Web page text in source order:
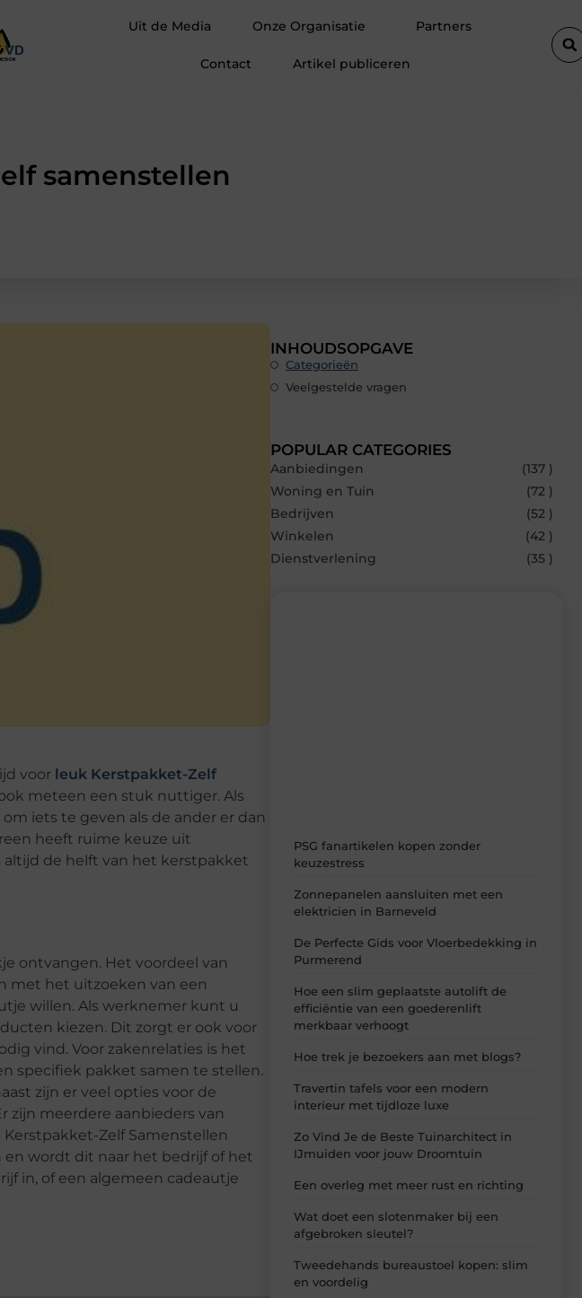
Uit de Media Onze Organisatie Partners
Contact Artikel publiceren
samenstellen
voor leuk Kerstpakket-Zelf
meteen een stuk nuttiger. Als
iets te geven als de ander er dan
heeft ruime keuze uit
altijd de helft van het kerstpakket
ontvangen. Het voordeel van
met het uitzoeken van een
willen. Als werknemer kunt u
kiezen. Dit zorgt er ook voor
vind. Voor zakenrelaties is het
specifiek pakket samen te stellen.
zijn er veel opties voor de
zijn meerdere aanbieders van
Zelf Samenstellen
wordt dit naar het bedrijf of het
in, of een algemeen cadeautje
INHOUDSOPGAVE
Categorieën
Veelgestelde vragen
POPULAR CATEGORIES
Aanbiedingen
(137 )
Woning en Tuin
(72 )
Bedrijven
(52 )
Winkelen
(42 )
Dienstverlening
(35 )
PSG fanartikelen kopen zonder
keuzestress
Zonnepanelen aansluiten met een
elektricien in Barneveld
De Perfecte Gids voor Vloerbedekking in
Purmerend
Hoe een slim geplaatste autolift de
efficiëntie van een goederenlift
merkbaar verhoogt
Hoe trek je bezoekers aan met blogs?
Travertin tafels voor een modern
interieur met tijdloze luxe
Zo Vind Je de Beste Tuinarchitect in
IJmuiden voor jouw Droomtuin
Een overleg met meer rust en richting
Wat doet een slotenmaker bij een
afgebroken sleutel?
Tweedehands bureaustoel kopen: slim
en voordelig